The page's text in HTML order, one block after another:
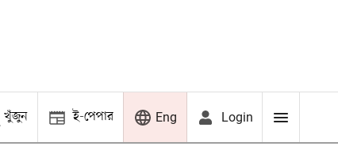
খুঁজুন ই-পেপার Eng Login